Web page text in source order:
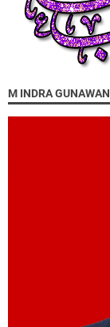
M INDRA